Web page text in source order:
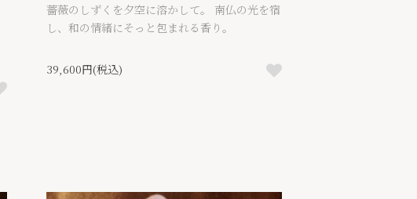
薔薇のしずくを夕空に溶かして。 南仏の光を宿
し、和の情緒にそっと包まれる香り。
39,600円(税込)